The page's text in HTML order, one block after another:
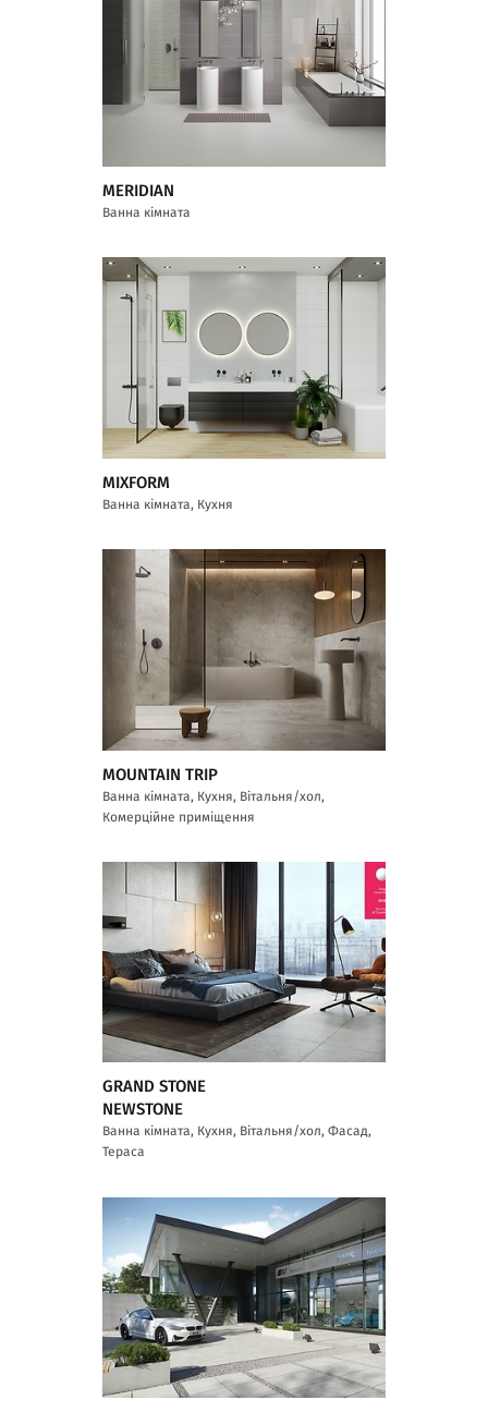
MERIDIAN
Ванна кімната
MIXFORM
Ванна кімната, Кухня
MOUNTAIN TRIP
Ванна кімната, Кухня, Вітальня/хол,
Комерційне приміщення
GRAND STONE
NEWSTONE
Ванна кімната, Кухня, Вітальня/хол, Фасад,
Тераса